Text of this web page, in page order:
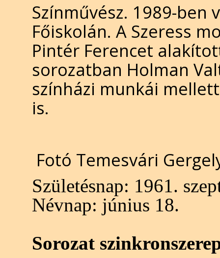
Színművész. 1989-ben
Főiskolán. A Szeress
Pintér Ferencet
sorozatban Holman
színházi munkái
is.
Fotó Temesvári
Születésnap: 1961.
Névnap: június 18.
Sorozat